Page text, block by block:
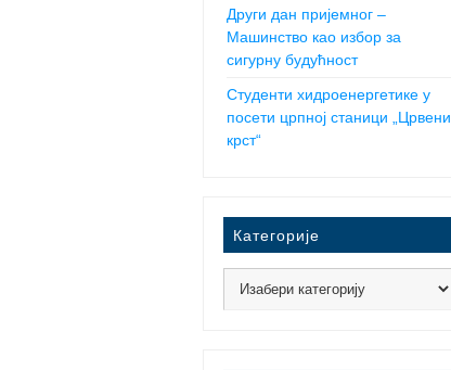
Други дан пријемног –
Машинство као избор за
сигурну будућност
Студенти хидроенергетике у
посети црпној станици „Црвени
крст“
Категорије